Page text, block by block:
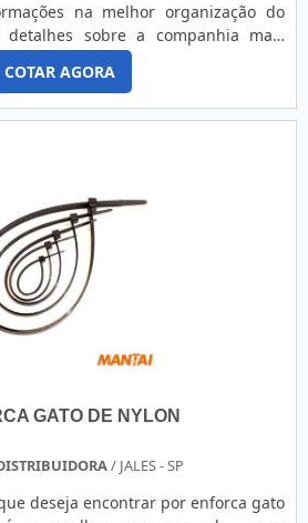
na melhor organização do
sobre a companhia mais
é mais assertiva.É importante
deve ser adquirido com empresas
tipo de cuidado ajuda a garantir a
dos materiais, além de evitar ...
COTAR AGORA
GATO DE NYLON
/ JALES - SP
deseja encontrar por enforca gato